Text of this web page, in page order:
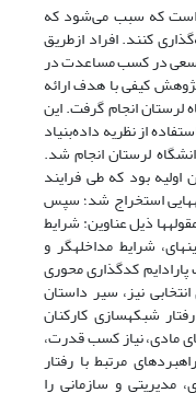
است که سبب می‌شود که
کنند. افراد ازطریق
سعی در کسب مساعدت در
کیفی با هدف ارائه
لرستان انجام گرفت. این
از نظریه داده‌بنیاد
دانشگاه لرستان انجام شد.
بود که طی فرایند
استخراج شد؛ سپس
ذیل عناوین: شرایط
شرایط مداخله­گر و
کدگذاری محوری
نیز، سیر داستان
شبکه­سازی کارکنان
مادی، نیاز کسب قدرت،
مرتبط با رفتار
مدیریتی و سازمانی را